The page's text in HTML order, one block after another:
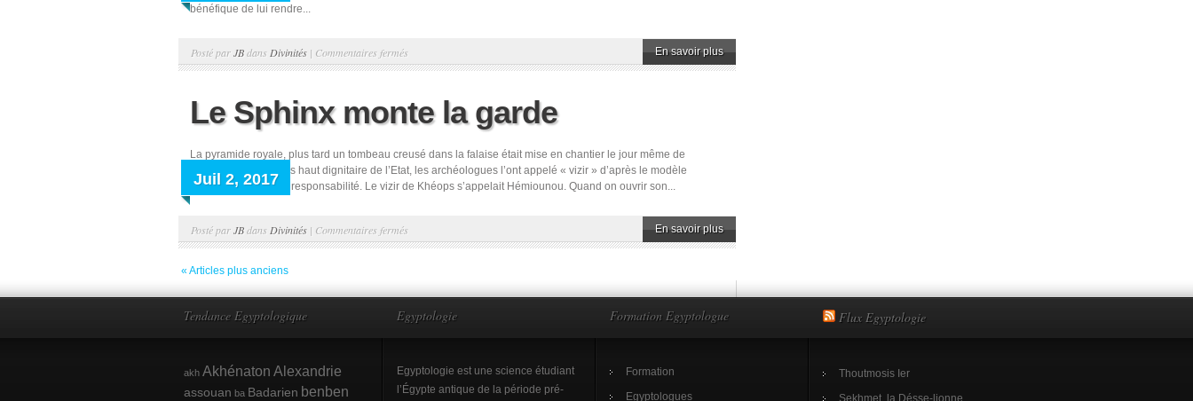
bénéfique de lui rendre...
Posté parJBdans Divinités | Commentaires fermés
Sobek
En savoir plus
Le Sphinx monte la garde
Juil 2, 2017
La pyramide royale, plus tard un tombeau creusé dans la falaise était mise en chantier le jour même de
l’intronisation. Le plus haut dignitaire de l’Etat, les archéologues l’ont appelé « vizir » d’après le modèle
oriental, en portait la responsabilité. Le vizir de Khéops s’appelait Hémiounou. Quand on ouvrir son...
Posté parJBdans Divinités | Commentaires fermés
Le
monte
la
En savoir plus
« Articles plus anciens
Tendance Egyptologique
akh Akhénaton Alexandrie
assouan ba Badarien benben
Egyptologie
Egyptologie est une science étudiant
l’Égypte antique de la période pré-
Formation Egyptologue
Formation
Egyptologues
Flux Egyptologie
Thoutmosis Ier
Sekhmet, la Désse-lionne